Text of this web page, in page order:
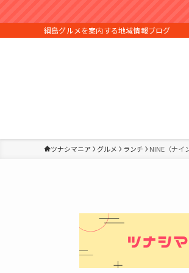
綱島グルメを案内する地域情報ブログ
ツナシマニア グルメ ランチ NINE（ナイ